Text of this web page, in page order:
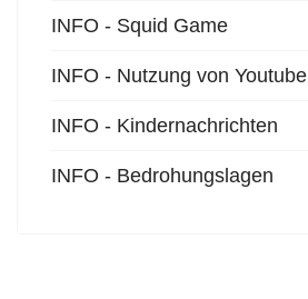
INFO - Squid Game
INFO - Nutzung von Youtube
INFO - Kindernachrichten
INFO - Bedrohungslagen